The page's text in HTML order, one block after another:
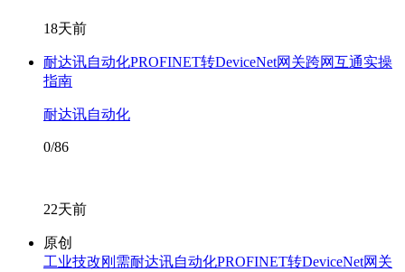
18天前
耐达讯自动化PROFINET转DeviceNet网关跨网互通实操
指南
耐达讯自动化
0/86
22天前
原创
工业技改刚需耐达讯自动化PROFINET转DeviceNet网关